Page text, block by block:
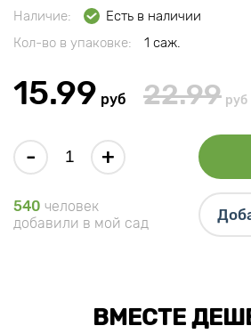
Наличие:
Есть в наличии
Кол-во в упаковке:
1 саж.
15.99 руб 22.99 руб
- +
540 человек
добавили в мой сад
ВМЕСТЕ